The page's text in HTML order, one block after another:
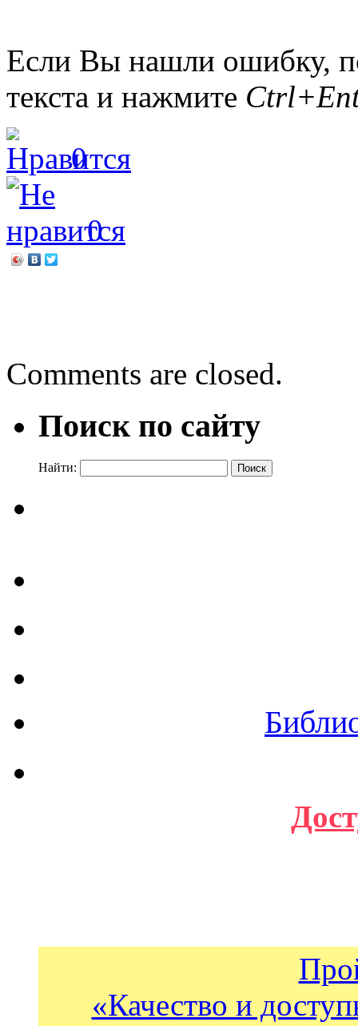
Если Вы нашли ошибку,
текста и нажмите
0
0
Comments are closed.
Поиск по сайту
Найти:
«Качество и